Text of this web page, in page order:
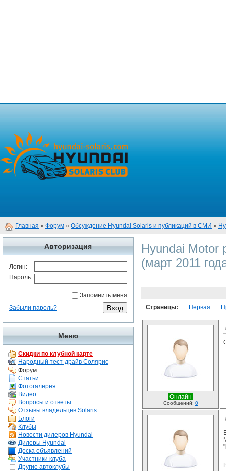
Главная » Форум » Обсуждение Hyundai Solaris и публикаций в СМИ »
Авторизация
Логин:
Пароль:
Запомнить меня
Забыли пароль?
Меню
Скидки по клубной карте
Народный тест-драйв Солярис
Форум
Статьи
Фотогалерея
Видео
Вопросы и ответы
Отзывы владельцев Solaris
Блоги
Клубы
Новости дилеров Hyundai
Дилеры Hyundai
Доска объявлений
Участники клуба
Другие автоклубы
Hyundai Motor
(март 2011
Страницы: Первая
Онлайн
Сообщений: 0
"